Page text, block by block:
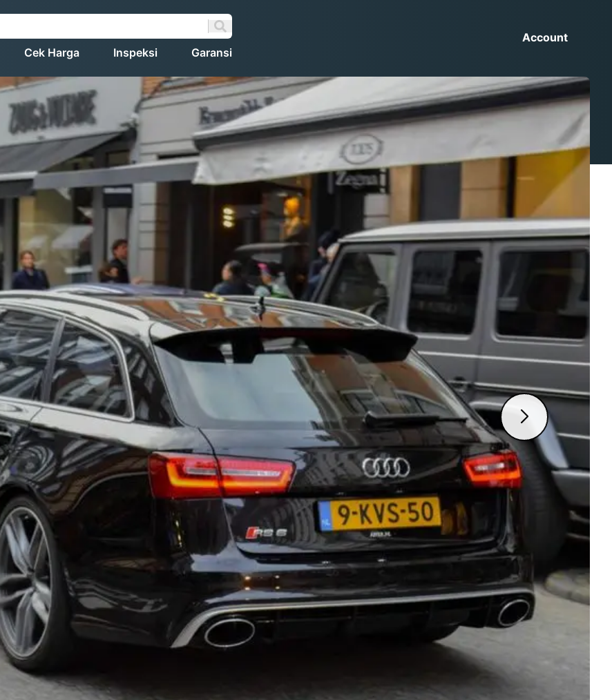
Cek Harga Inspeksi Garansi
Account